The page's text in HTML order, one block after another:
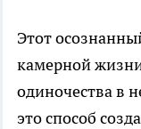
Этот
камерной
одиночества в
это способ